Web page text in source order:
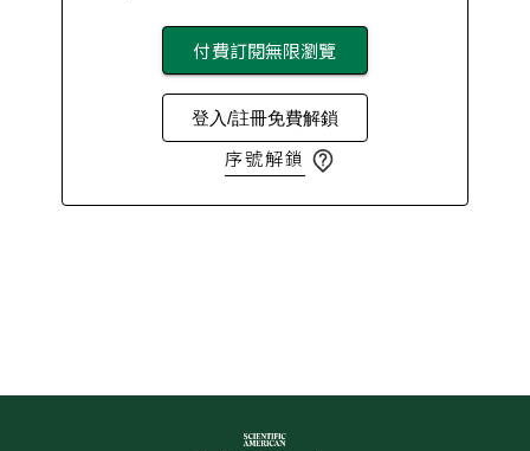
付費訂閱無限瀏覽
登入/註冊免費解鎖
序號解鎖